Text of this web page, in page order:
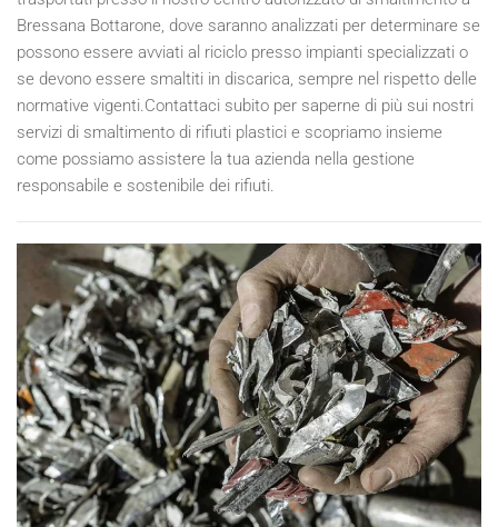
Bressana Bottarone, dove saranno analizzati per determinare se
possono essere avviati al riciclo presso impianti specializzati o
se devono essere smaltiti in discarica, sempre nel rispetto delle
normative vigenti.Contattaci subito per saperne di più sui nostri
servizi di smaltimento di rifiuti plastici e scopriamo insieme
come possiamo assistere la tua azienda nella gestione
responsabile e sostenibile dei rifiuti.